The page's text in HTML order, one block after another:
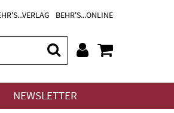
BEHR'S...ONLINE
NEWSLETTER